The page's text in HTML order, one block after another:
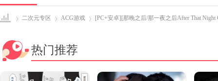
爱盘›
二次元专区
›
ACG游戏
›
[PC+安卓][那晚之后/那一夜之后After That Night
热门推荐